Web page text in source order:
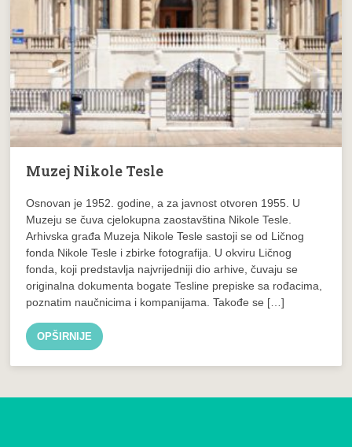
Muzej Nikole Tesle
Osnovan je 1952. godine, a za javnost otvoren 1955. U
Muzeju se čuva cjelokupna zaostavština Nikole Tesle.
Arhivska građa Muzeja Nikole Tesle sastoji se od Ličnog
fonda Nikole Tesle i zbirke fotografija. U okviru Ličnog
fonda, koji predstavlja najvrijedniji dio arhive, čuvaju se
originalna dokumenta bogate Tesline prepiske sa rođacima,
poznatim naučnicima i kompanijama. Takođe se […]
OPŠIRNIJE